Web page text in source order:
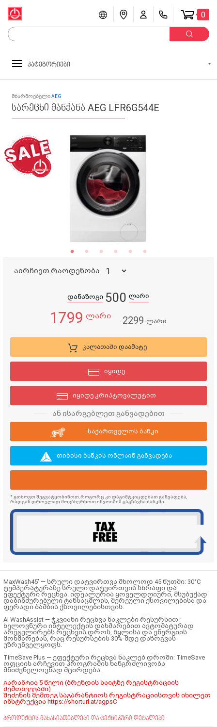
0
კატეგორიები
მწარმოებელიAEG
სარეცხი მანქანა AEG LFR6G544E
აირჩიეთ რაოდენობა
დანაზოგი 500 ლარი
1799 ლარი 2299ლარი
კალათაში დაამატე
იყიდე
იყიდე კრიპტოვალუტით
ან ისარგებლეთ განვადებით
საქართველოს ბანკი
თიბისი ბანკის ონლაინ განვადება
* გთხოვთ შეგვატყობინოთ, როგორც კი დაგიმტკიცდებათ განვადება,
რადგან დროულად მოვახერხოთ ინვოისის გაგზავნა ბანკში
MaxWash45' — სრული დატვირთვა მხოლოდ 45 წუთში:30°C
ტემპერატურაზე სრული დატვირთვის სწრაფი და
ეფექტური რეცხვა. იდეალურია ყოველდღიური, მსუბუქად
დაბინძურებული ტანსაცმლის, შერეული ქსოვილებისა და
ფერადი ბამბის ქსოვილებისთვის.
AI WashAssist — ჭკვიანი რეცხვა ნაკლები რესურსით:
ხელოვნური ინტელექტის დახმარებით ავტომატურად
არეგულირებს რეცხვის დროს, წყლისა და ენერგიის
მოხმარებას, რაც რესურსების 30%-მდე დაზოგვას
უზრუნველყოფს.
TimeSave Plus — ეფექტური რეცხვა ნაკლებ დროში:TimeSave
ოფციის არჩევით პროგრამის ხანგრძლივობა
მნიშვნელოვნად მცირდება.
გარანტია 5 წელი (ბრენდის საიტზე რეგისტრაციის
შემთხვევაში)
შეძენის შემდეგ საგარანტიოს რეგისტრაციისთვის იხილეთ
ინსტრუქცია https://shorturl.at/agpsC
პროდუქტის მახასიათებლები და ტექნიკური დეტალები